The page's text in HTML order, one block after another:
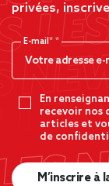
privées,
E-mail*
En
recevoir nos
articles et
de
M’inscrire à